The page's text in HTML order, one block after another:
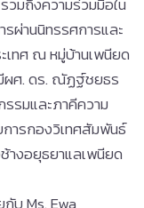
ผ่านนิทรรศการและ
เทศ ณ หมู่บ้านเพนียด
ผศ. ดร. ณัฏฐ์ชยธร
รมและภาคีความ
ารกองวิเทศสัมพันธ์
งอยุธยาแลเพนียด
บ Ms. Ewa